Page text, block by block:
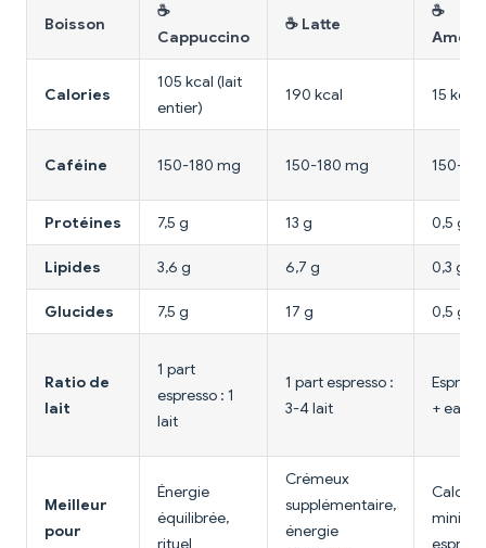
Boisson
☕
Cappuccino
☕ Latte
☕
Calories
105 kcal (lait
entier)
190 kcal 15 kcal
Caféine 150-180 mg 150-180 mg 150-
Protéines 7,5 g 13 g 0,5 g
Lipides 3,6 g 6,7 g 0,3 g
Glucides 7,5 g 17 g 0,5 g
Ratio de
lait
1 part
espresso : 1
lait
1 part espresso :
3-4 lait
+ eau
Meilleur
pour
Énergie
équilibrée,
rituel
Crémeux
supplémentaire,
énergie
Calories